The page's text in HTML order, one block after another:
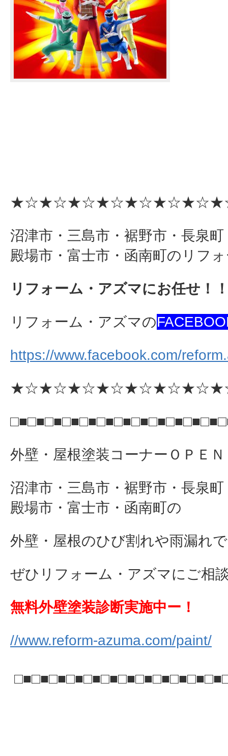
沼津市・三島市・裾野市・長泉
殿場市・富士市・函南町のリフ
リフォーム・アズマにお任せ！
リフォーム・アズマの
https://www.facebook.com/
外壁・屋根塗装コーナーＯＰＥ
沼津市・三島市・裾野市・長泉
殿場市・富士市・函南町の
外壁・屋根のひび割れや雨漏れ
ぜひリフォーム・アズマにご相
無料外壁塗装診断実施中ー！
//www.reform-azuma.com/paint/